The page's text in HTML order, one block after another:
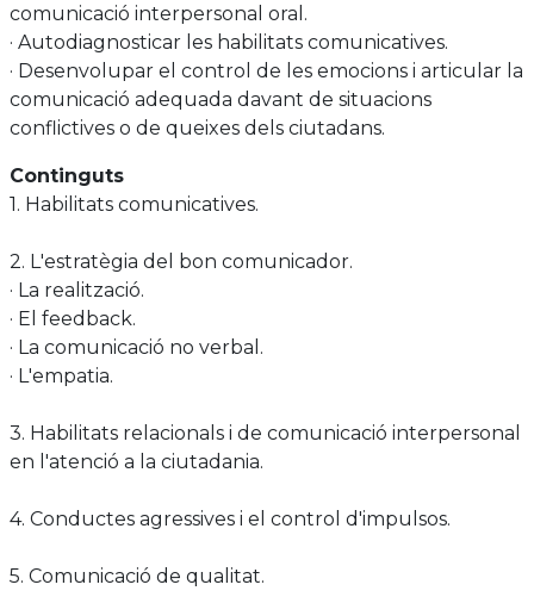
comunicació interpersonal oral.
· Autodiagnosticar les habilitats comunicatives.
· Desenvolupar el control de les emocions i articular la
comunicació adequada davant de situacions
conflictives o de queixes dels ciutadans.
Continguts
1. Habilitats comunicatives.
2. L'estratègia del bon comunicador.
· La realització.
· El feedback.
· La comunicació no verbal.
· L'empatia.
3. Habilitats relacionals i de comunicació interpersonal
en l'atenció a la ciutadania.
4. Conductes agressives i el control d'impulsos.
5. Comunicació de qualitat.